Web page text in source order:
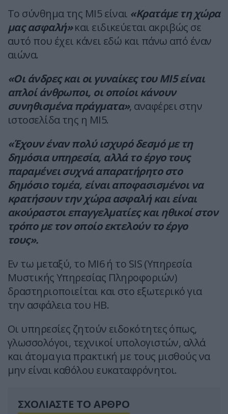
Το σύνθημα της MI5 είναι «Κρατάμε τη χώρα
μας ασφαλή»και ειδικεύεται ακριβώς σε
αυτό που έχει κάνει εδώ και πάνω από έναν
αιώνα.
«Οι άνδρες και οι γυναίκες του ΜΙ5 είναι
απλοί άνθρωποι, οι οποίοι κάνουν
συνηθισμένα πράγματα», αναφέρει στην
ιστοσελίδα της η MI5.
«Έχουν έναν πολύ ισχυρό δεσμό με τη
δημόσια υπηρεσία, αλλά το έργο τους
παραμένει συχνά απαρατήρητο στο
δημόσιο τομέα, είναι αποφασισμένοι να
κρατήσουν την χώρα ασφαλή και είναι
ακούραστοι επαγγελματίες και ηθικοί στον
τρόπο με τον οποίο εκτελούν το έργο
τους».
Εν τω μεταξύ, το MI6 ή το SIS (Υπηρεσία
Μυστικής Υπηρεσίας Πληροφοριών)
δραστηριοποιείται και στο εξωτερικό για
την ασφάλεια του ΗΒ.
Οι υπηρεσίες ζητούν ειδοκότητες όπως,
γλωσσολόγοι, τεχνικοί υπολογιστών, αλλά
και άτομα για πρακτική με τους μισθούς να
μην είναι καθόλου ευκαταφρόνητοι.
ΣΧΟΛΙΑΣΤΕ ΤΟ ΑΡΘΡΟ